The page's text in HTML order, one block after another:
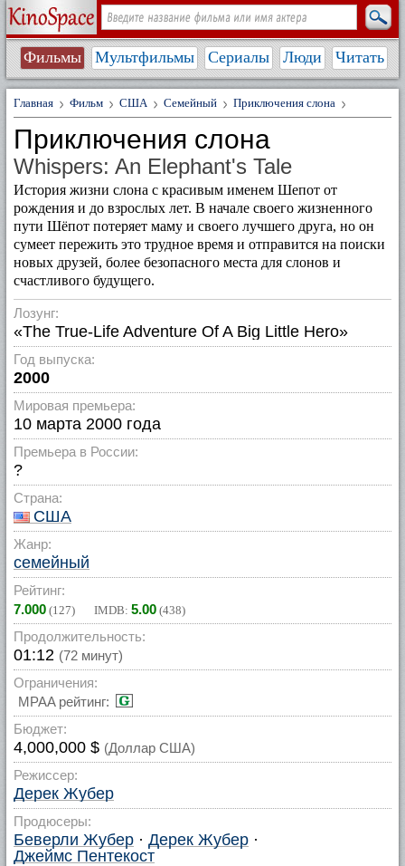
Фильмы Мультфильмы Сериалы Люди Читать
Главная Фильм США Семейный Приключения слона
Приключения слона
Whispers: An Elephant's Tale
История жизни слона с красивым именем Шепот от
рождения и до взрослых лет. В начале своего жизненного
пути Шёпот потеряет маму и своего лучшего друга, но он
сумеет пережить это трудное время и отправится на поиски
новых друзей, более безопасного места для слонов и
счастливого будущего.
Лозунг:
«The True-Life Adventure Of A Big Little Hero»
Год выпуска:
2000
Мировая премьера:
10 марта 2000 года
Премьера в России:
?
Страна:
США
Жанр:
семейный
Рейтинг:
7.000 (127) IMDB: 5.00 (438)
Продолжительность:
01:12 (72 минут)
Ограничения:
MPAA рейтинг:
Бюджет:
4,000,000 $ (Доллар США)
Режиссер:
Дерек Жубер
Продюсеры:
Беверли Жубер · Дерек Жубер ·
Джеймс Пентекост